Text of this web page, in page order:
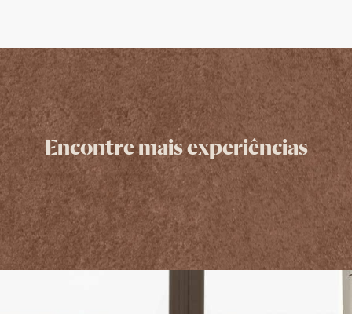
Encontre mais experiências